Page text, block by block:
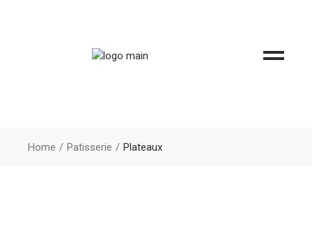
Home Patisserie Plateaux